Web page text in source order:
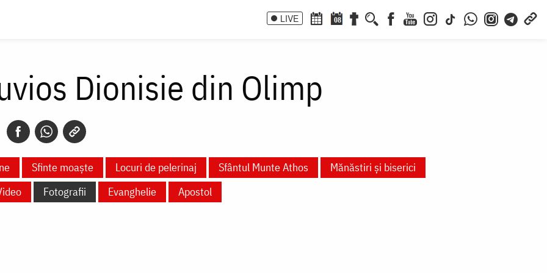
LIVE 08
Dionisie din Olimp
Sfinte moaște Locuri de pelerinaj Sfântul Munte Athos
Mănăstiri și biserici
Fotografii Evanghelie Apostol